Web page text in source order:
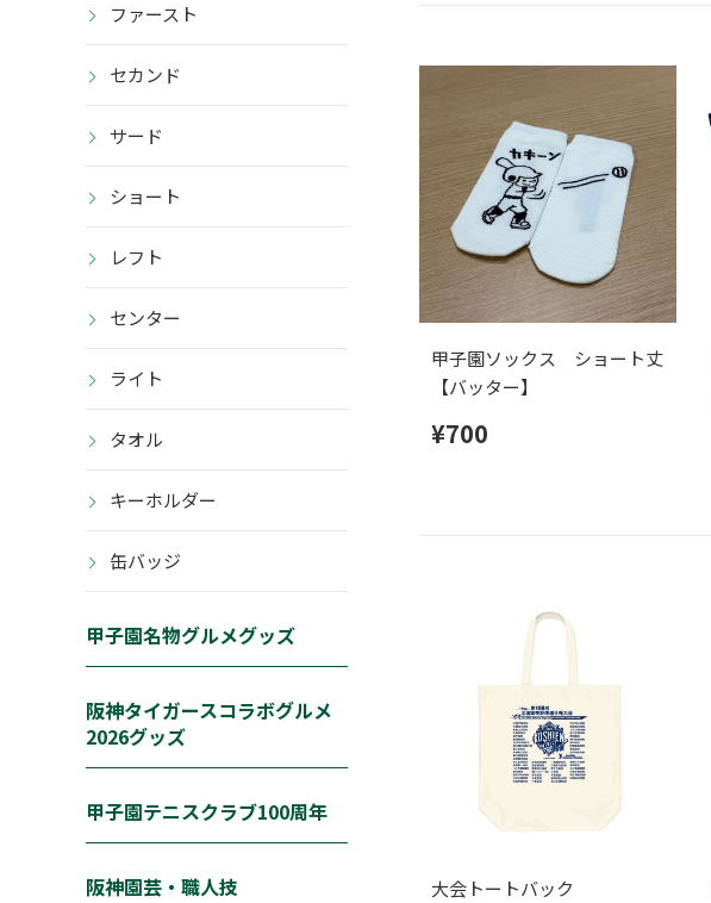
ファースト
セカンド
サード
ショート
レフト
センター
ライト
タオル
キーホルダー
缶バッジ
甲子園名物グルメグッズ
阪神タイガースコラボグルメ
2026グッズ
甲子園テニスクラブ100周年
阪神園芸・職人技
甲子園ソックス ショート丈
【バッター】
¥700
大会トートバック